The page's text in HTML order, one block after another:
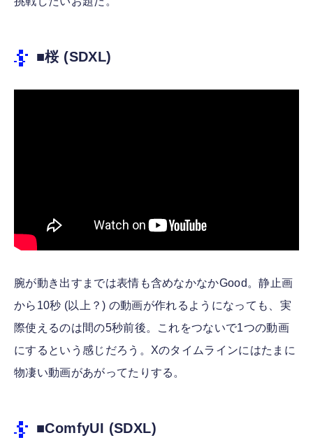
■桜 (SDXL)
腕が動き出すまでは表情も含めなかなかGood。静止画
から10秒 (以上？) の動画が作れるようになっても、実
際使えるのは間の5秒前後。これをつないで1つの動画
にするという感じだろう。Xのタイムラインにはたまに
物凄い動画があがってたりする。
■ComfyUI (SDXL)